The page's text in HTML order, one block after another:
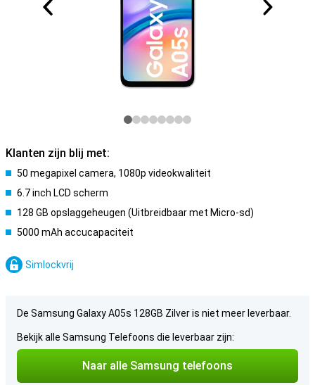
Klanten zijn blij met:
50 megapixel camera, 1080p videokwaliteit
6.7 inch LCD scherm
128 GB opslaggeheugen (Uitbreidbaar met Micro-sd)
5000 mAh accucapaciteit
Simlockvrij
De Samsung Galaxy A05s 128GB Zilver is niet meer leverbaar.
Bekijk alle Samsung Telefoons die leverbaar zijn:
Naar alle Samsung telefoons